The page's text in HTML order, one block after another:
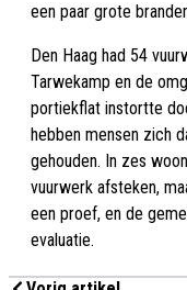
een paar grote
Den Haag had 54
Tarwekamp en de
portiekflat instortte
hebben mensen zich
gehouden. In zes
vuurwerk afsteken,
een proef, en de
evaluatie.